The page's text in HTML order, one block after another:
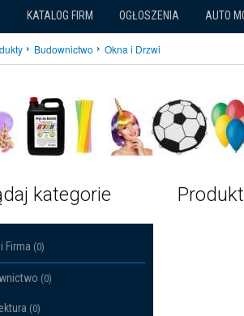
KATALOG FIRM OGŁOSZENIA AUTO
Budownictwo Okna i Drzwi
kategorie
Firma (0)
(0)
(0)